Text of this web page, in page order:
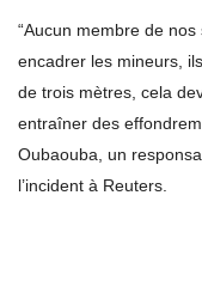
“Aucun membre de
encadrer les mineurs,
de trois mètres, cela
entraîner des
Oubaouba, un
l’incident à Reuters.